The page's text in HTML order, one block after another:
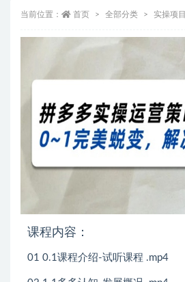
当前位置： 首页 全部分类 实操项目
课程内容：
01 0.1课程介绍-试听课程 .mp4